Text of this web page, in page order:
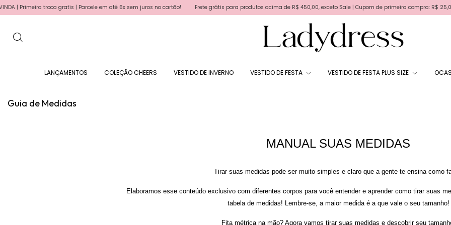
Primeira troca gratis | Parcele em até 6x sem juros no cartão! Frete grátis para produtos acima de R$ 450,00, exceto Sale | Cupom de primeira compra: R$ 25,00 -
LANÇAMENTOS COLEÇÃO CHEERS VESTIDO DE INVERNO VESTIDO DE FESTA VESTIDO DE FESTA PLUS SIZE
Guia de Medidas
MANUAL SUAS MEDIDAS
Tirar suas medidas pode ser muito simples e claro que a gente te ensina como
Elaboramos esse conteúdo exclusivo com diferentes corpos para você entender e aprender como tirar suas
tabela de medidas! Lembre-se, a maior medida é a que vale o seu tamanho!
Fita métrica na mão? Agora vamos tirar suas medidas e descobrir seu